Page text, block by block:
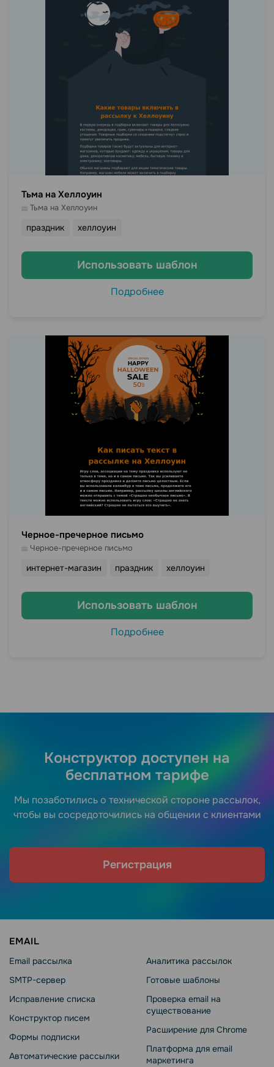
Тьма на Хеллоуин
Тьма на Хеллоуин
праздник хеллоуин
Использовать шаблон
Подробнее
Черное-пречерное письмо
Черное-пречерное письмо
интернет-магазин праздник хеллоуин
Использовать шаблон
Подробнее
Конструктор доступен на
бесплатном тарифе
Мы позаботились о технической стороне рассылок,
чтобы вы сосредоточились на общении с клиентами
Регистрация
EMAIL
Email рассылка
SMTP-сервер
Исправление списка
Конструктор писем
Формы подписки
Автоматические рассылки
Аналитика рассылок
Готовые шаблоны
Проверка email на
существование
Расширение для Chrome
Платформа для email
маркетинга